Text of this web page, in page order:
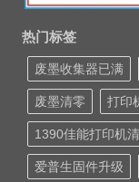
热门标签
废墨收集器已满
废墨清零 打印
1390佳能打印机
爱普生固件升级